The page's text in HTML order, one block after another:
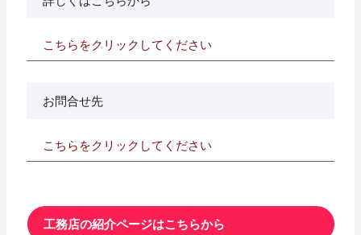
こちらをクリックしてください
お問合せ先
こちらをクリックしてください
工務店の紹介ページはこちらから